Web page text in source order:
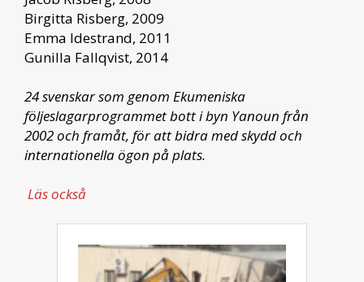
Birgitta Risberg, 2009
Emma Idestrand, 2011
Gunilla Fallqvist, 2014
24 svenskar som genom Ekumeniska
följeslagarprogrammet bott i byn Yanoun från
2002 och framåt, för att bidra med skydd och
internationella ögon på plats.
Läs också